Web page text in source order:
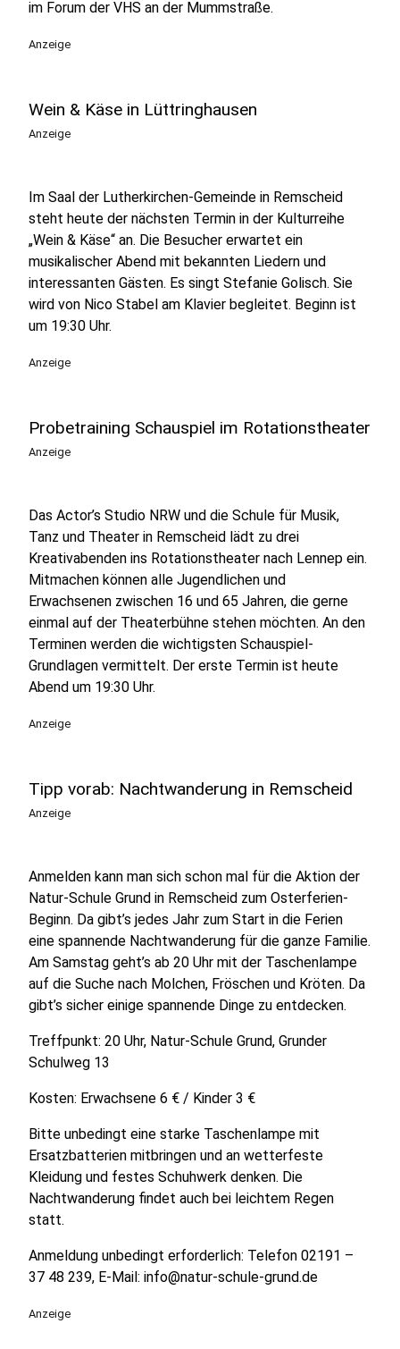
im Forum der VHS an der Mummstraße.
Anzeige
Wein & Käse in Lüttringhausen
Anzeige
Im Saal der Lutherkirchen-Gemeinde in Remscheid
steht heute der nächsten Termin in der Kulturreihe
„Wein & Käse“ an. Die Besucher erwartet ein
musikalischer Abend mit bekannten Liedern und
interessanten Gästen. Es singt Stefanie Golisch. Sie
wird von Nico Stabel am Klavier begleitet. Beginn ist
um 19:30 Uhr.
Anzeige
Probetraining Schauspiel im Rotationstheater
Anzeige
Das Actor’s Studio NRW und die Schule für Musik,
Tanz und Theater in Remscheid lädt zu drei
Kreativabenden ins Rotationstheater nach Lennep ein.
Mitmachen können alle Jugendlichen und
Erwachsenen zwischen 16 und 65 Jahren, die gerne
einmal auf der Theaterbühne stehen möchten. An den
Terminen werden die wichtigsten Schauspiel-
Grundlagen vermittelt. Der erste Termin ist heute
Abend um 19:30 Uhr.
Anzeige
Tipp vorab: Nachtwanderung in Remscheid
Anzeige
Anmelden kann man sich schon mal für die Aktion der
Natur-Schule Grund in Remscheid zum Osterferien-
Beginn. Da gibt’s jedes Jahr zum Start in die Ferien
eine spannende Nachtwanderung für die ganze Familie.
Am Samstag geht’s ab 20 Uhr mit der Taschenlampe
auf die Suche nach Molchen, Fröschen und Kröten. Da
gibt’s sicher einige spannende Dinge zu entdecken.
Treffpunkt: 20 Uhr, Natur-Schule Grund, Grunder
Schulweg 13
Kosten: Erwachsene 6 € / Kinder 3 €
Bitte unbedingt eine starke Taschenlampe mit
Ersatzbatterien mitbringen und an wetterfeste
Kleidung und festes Schuhwerk denken. Die
Nachtwanderung findet auch bei leichtem Regen
statt.
Anmeldung unbedingt erforderlich: Telefon 02191 –
37 48 239, E-Mail: info@natur-schule-grund.de
Anzeige